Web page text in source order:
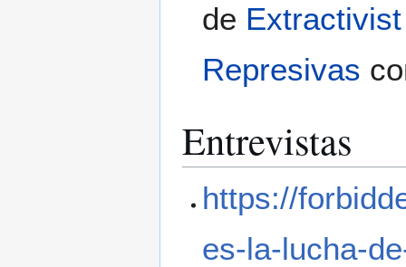
de
Represivas
Entrevistas
https://
es-la-lucha-